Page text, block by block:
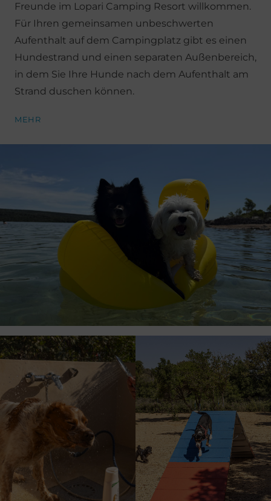
Freunde im Lopari Camping Resort willkommen.
Für Ihren gemeinsamen unbeschwerten
Aufenthalt auf dem Campingplatz gibt es einen
Hundestrand und einen separaten Außenbereich,
in dem Sie Ihre Hunde nach dem Aufenthalt am
Strand duschen können.
MEHR